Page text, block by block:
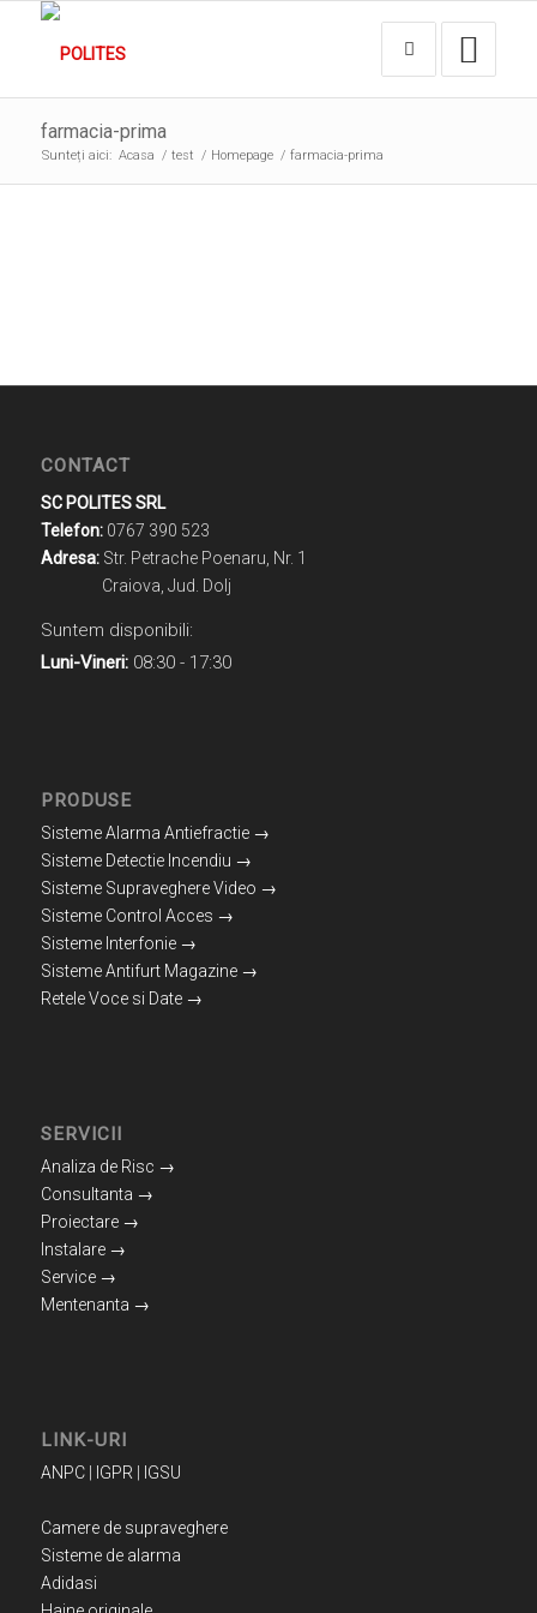
farmacia-prima
Sunteți aici: Acasa / test / Homepage / farmacia-prima
CONTACT
SC POLITES SRL
Telefon:0767 390 523
Adresa:Str. Petrache Poenaru, Nr. 1
Craiova, Jud. Dolj
Suntem disponibili:
Luni-Vineri: 08:30 - 17:30
PRODUSE
Sisteme Alarma Antiefractie →
Sisteme Detectie Incendiu →
Sisteme Supraveghere Video →
Sisteme Control Acces →
Sisteme Interfonie →
Sisteme Antifurt Magazine →
Retele Voce si Date →
SERVICII
Analiza de Risc →
Consultanta →
Proiectare →
Instalare →
Service →
Mentenanta →
LINK-URI
ANPC| IGPR IGSU
Camere de supraveghere
Sisteme de alarma
Adidasi